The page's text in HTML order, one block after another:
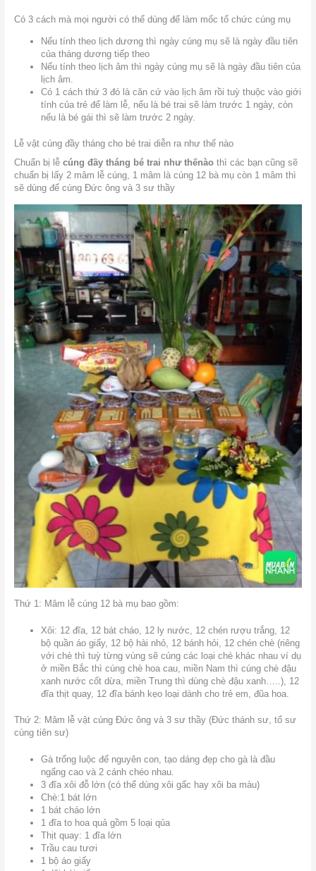
Có 3 cách mà mọi người có thể dùng để làm mốc tổ chức cúng mụ
Nếu tính theo lịch dương thì ngày cúng mụ sẽ là ngày đầu tiên
của tháng dương tiếp theo
Nếu tính theo lịch âm thì ngày cúng mụ sẽ là ngày đầu tiên của
lịch âm.
Có 1 cách thứ 3 đó là căn cứ vào lịch âm rồi tuỳ thuộc vào giới
tính của trẻ để làm lễ, nếu là bé trai sẽ làm trước 1 ngày, còn
nếu là bé gái thì sẽ làm trước 2 ngày.
Lễ vật cúng đầy tháng cho bé trai diễn ra như thế nào
Chuẩn bị lễ cúng đầy tháng bé trai như thếnàothì các bạn cũng sẽ
chuẩn bị lấy 2 mâm lễ cúng, 1 mâm là cúng 12 bà mụ còn 1 mâm thì
sẽ dùng để cúng Đức ông và 3 sư thầy
Thứ 1: Mâm lễ cúng 12 bà mụ bao gồm:
Xôi: 12 đĩa, 12 bát cháo, 12 ly nước, 12 chén rượu trắng, 12
bộ quần áo giấy, 12 bộ hài nhỏ, 12 bánh hỏi, 12 chén chè (riêng
với chè thì tuỳ từng vùng sẽ cúng các loại chè khác nhau ví dụ
ở miền Bắc thì cúng chè hoa cau, miền Nam thì cúng chè đậu
xanh nước cốt dừa, miền Trung thì dùng chè đậu xanh…..), 12
đĩa thịt quay, 12 đĩa bánh kẹo loại dành cho trẻ em, đũa hoa.
Thứ 2: Mâm lễ vật cúng Đức ông và 3 sư thầy (Đức thánh sư, tổ sư
cùng tiên sư)
Gà trống luộc để nguyên con, tạo dáng đẹp cho gà là đầu
ngẩng cao và 2 cánh chéo nhau.
3 đĩa xôi đỗ lớn (có thể dùng xôi gấc hay xôi ba màu)
Chè:1 bát lớn
1 bát cháo lớn
1 đĩa to hoa quả gồm 5 loại qủa
Thịt quay: 1 đĩa lớn
Trầu cau tươi
1 bộ áo giấy